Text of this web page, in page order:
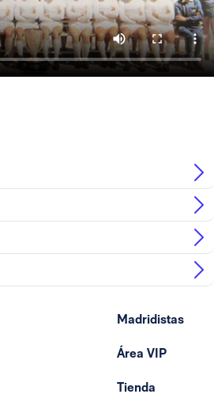
Madridistas
Área VIP
Tienda